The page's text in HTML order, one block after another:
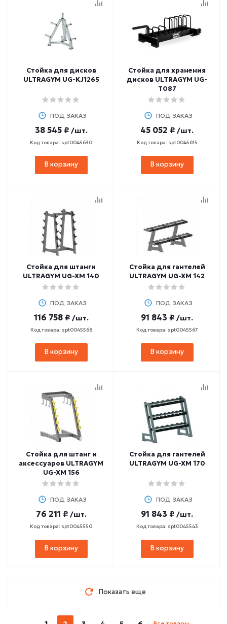
Стойка для дисков
ULTRAGYM UG-KJ1265
ПОД ЗАКАЗ
38 545 ₽ /шт.
Код товара: spt0045630
В корзину
Стойка для хранения
дисков ULTRAGYM UG-
T087
ПОД ЗАКАЗ
45 052 ₽ /шт.
Код товара: spt0045615
В корзину
Стойка для штанги
ULTRAGYM UG-XM 140
ПОД ЗАКАЗ
116 758 ₽ /шт.
Код товара: spt0045568
В корзину
Стойка для гантелей
ULTRAGYM UG-XM 142
ПОД ЗАКАЗ
91 843 ₽ /шт.
Код товара: spt0045567
В корзину
Стойка для штанг и
аксессуаров ULTRAGYM
UG-XM 156
ПОД ЗАКАЗ
76 211 ₽ /шт.
Код товара: spt0045550
В корзину
Стойка для гантелей
ULTRAGYM UG-XM 170
ПОД ЗАКАЗ
91 843 ₽ /шт.
Код товара: spt0045543
В корзину
Показать еще